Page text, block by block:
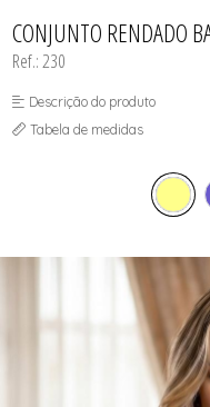
CONJUNTOS
SUTIÃS
CONJUNTO RENDADO
Ref.: 230
Descrição do produto
Tabela de medidas